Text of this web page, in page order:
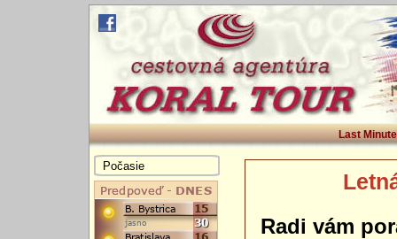
Last Minute
Radi vám
Počasie